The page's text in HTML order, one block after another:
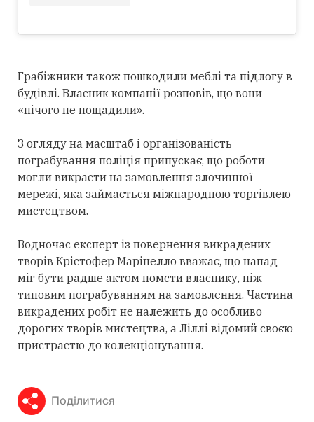
Грабіжники також пошкодили меблі та підлогу в
будівлі. Власник компанії розповів, що вони
«нічого не пощадили».
З огляду на масштаб і організованість
пограбування поліція припускає, що роботи
могли викрасти на замовлення злочинної
мережі, яка займається міжнародною торгівлею
мистецтвом.
Водночас експерт із повернення викрадених
творів Крістофер Марінелло вважає, що напад
міг бути радше актом помсти власнику, ніж
типовим пограбуванням на замовлення. Частина
викрадених робіт не належить до особливо
дорогих творів мистецтва, а Ліллі відомий своєю
пристрастю до колекціонування.
Поділитися